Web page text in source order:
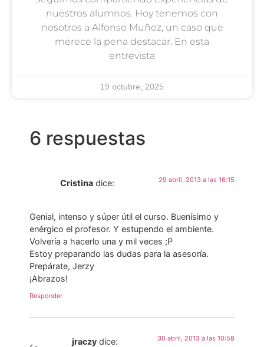
nuestros alumnos. Hoy tenemos con
nosotros a Alfonso Muñoz, un caso que
merece la pena destacar. En esta
entrevista
19 octubre, 2025
6 respuestas
Cristina dice: 29 abril, 2013 a las 16:15
Genial, intenso y súper útil el curso. Buenísimo y
enérgico el profesor. Y estupendo el ambiente.
Volvería a hacerlo una y mil veces ;P
Estoy preparando las dudas para la asesoría.
Prepárate, Jerzy
¡Abrazos!
Responder
jraczy dice: 30 abril, 2013 a las 10:58